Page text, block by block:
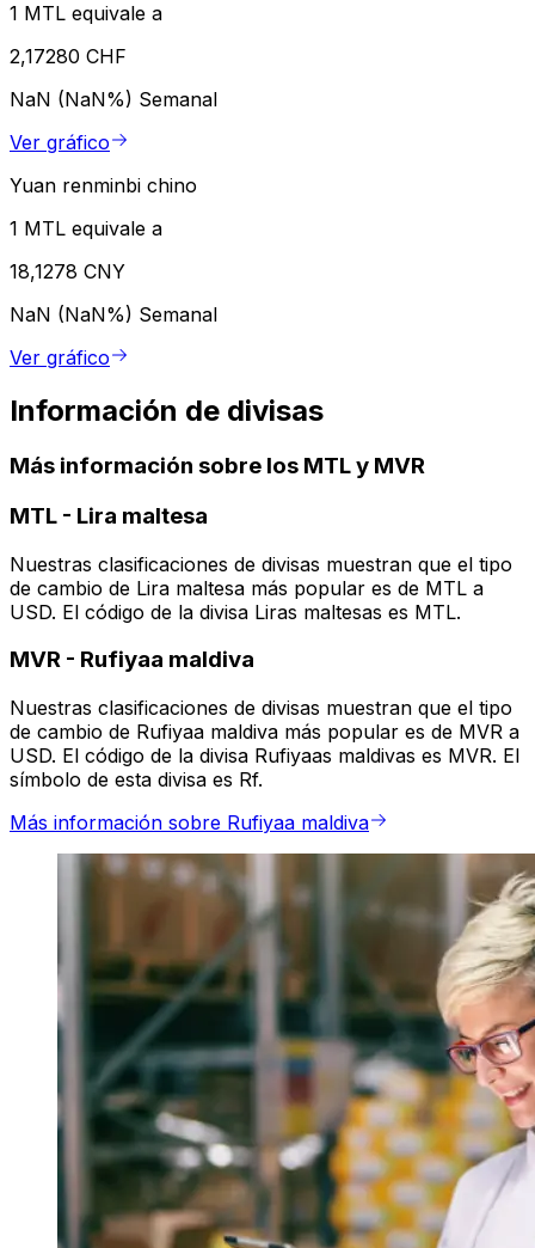
1 MTL equivale a
2,17280 CHF
NaN (NaN%) Semanal
Ver gráfico
Yuan renminbi chino
1 MTL equivale a
18,1278 CNY
NaN (NaN%) Semanal
Ver gráfico
Información de divisas
Más información sobre los MTL y MVR
MTL - Lira maltesa
Nuestras clasificaciones de divisas muestran que el tipo
de cambio de Lira maltesa más popular es de MTL a
USD. El código de la divisa Liras maltesas es MTL.
MVR - Rufiyaa maldiva
Nuestras clasificaciones de divisas muestran que el tipo
de cambio de Rufiyaa maldiva más popular es de MVR a
USD. El código de la divisa Rufiyaas maldivas es MVR. El
símbolo de esta divisa es Rf.
Más información sobre Rufiyaa maldiva